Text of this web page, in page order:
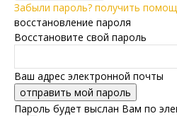
Забыли пароль? получить
восстановление пароля
Восстановите свой пароль
Ваш адрес электронной почты
Пароль будет выслан Вам по